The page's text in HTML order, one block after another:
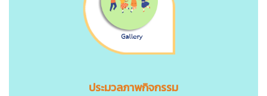
ประมวลภาพกิจกรรม